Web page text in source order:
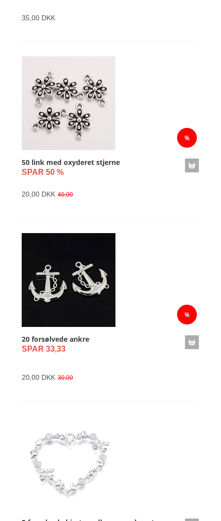
35,00 DKK
50 link med oxyderet stjerne
SPAR 50 %
20,00 DKK 40,00
20 forsølvede ankre
SPAR 33,33
20,00 DKK 30,00